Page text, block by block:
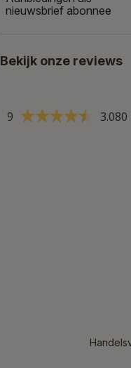
nieuwsbrief abonnee
Bekijk onze reviews
9